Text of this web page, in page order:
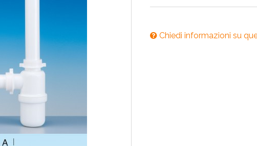
SANITARI DISABILI
PILETTE Chiedi informazioni su